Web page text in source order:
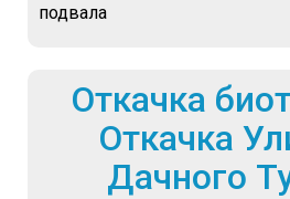
подвала
Откачка
Откачка
Дачного